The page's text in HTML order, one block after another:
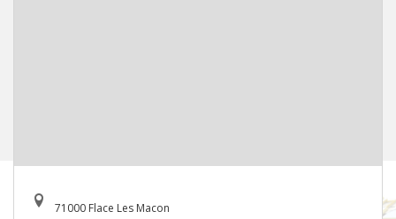
71000 Flace Les Macon